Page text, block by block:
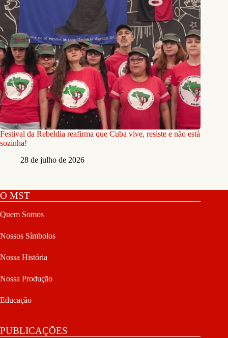
Festival da Rebeldia reafirma que Cuba vive, resiste e não está
sozinha!
28 de julho de 2026
O MST
Quem Somos
Nossos Símbolos
Nossa História
Nossa Produção
Educação
PUBLICAÇÕES